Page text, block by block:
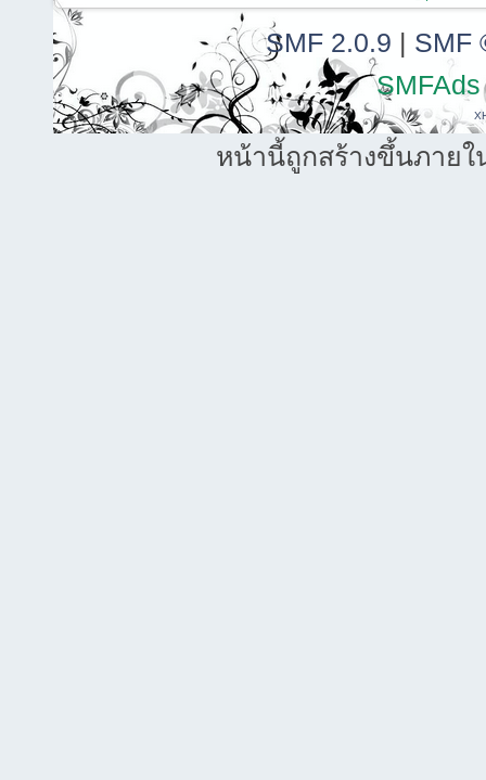
SMF 2.0.9 | SMF
SMFAds
หน้านี้ถูกสร้างขึ้นภายใ